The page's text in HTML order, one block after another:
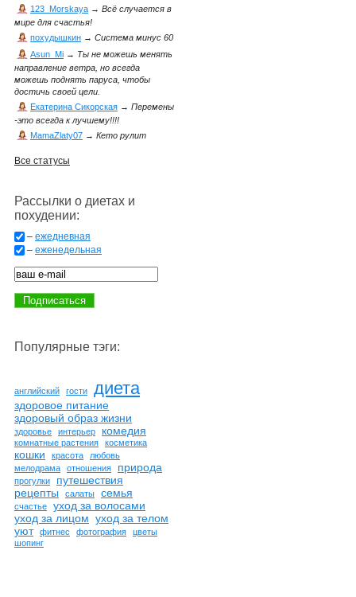
123_Morskaya → Всё случается в
мире для счастья!
похудышкин → Система минус 60
Asun_Mi → Ты не можешь менять
направление ветра, но всегда
можешь поднять паруса, чтобы
достичь своей цели.
Екатерина Сикорская → Перемены
-это всегда к лучшему!!!!
MamaZlaty07 → Кето рулит
Все статусы
Рассылки о диетах и
похудении:
– ежедневная
– еженедельная
Популярные тэги:
английский гости диета
здоровое питание
здоровый образ жизни
здоровье интерьер комедия
комнатные растения косметика
кошки красота
любовь
мелодрама
отношения природа
прогулки
путешествия
рецепты
салаты семья
счастье
уход за волосами
уход за лицом уход за телом
уют
фитнес фотография
цветы
шопинг